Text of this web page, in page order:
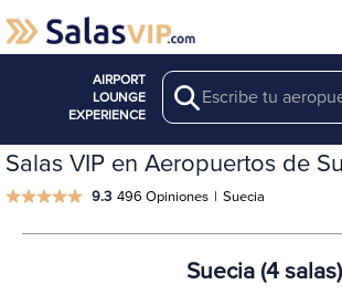
AIRPORT
LOUNGE
EXPERIENCE
Search
Salas VIP en Aeropuertos de
9.3 496 Opiniones | Suecia
Suecia (4 salas)